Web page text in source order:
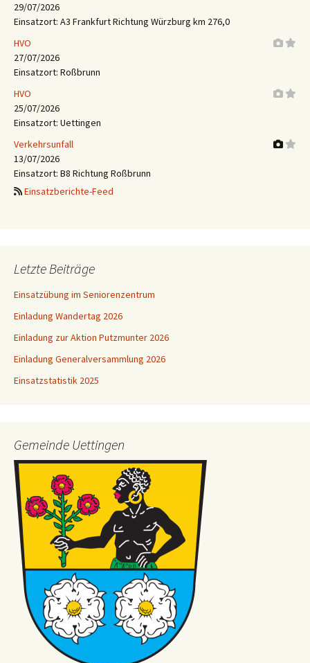
29/07/2026
Einsatzort: A3 Frankfurt Richtung Würzburg km 276,0
HVO
27/07/2026
Einsatzort: Roßbrunn
HVO
25/07/2026
Einsatzort: Uettingen
Verkehrsunfall
13/07/2026
Einsatzort: B8 Richtung Roßbrunn
Einsatzberichte-Feed
Letzte Beiträge
Einsatzübung im Seniorenzentrum
Einladung Wandertag 2026
Einladung zur Aktion Putzmunter 2026
Einladung Generalversammlung 2026
Einsatzstatistik 2025
Gemeinde Uettingen